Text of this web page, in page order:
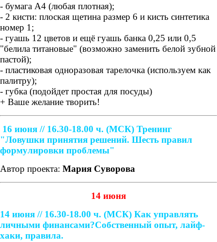
- бумага А4 (любая плотная);
- 2 кисти: плоская щетина размер 6 и кисть синтетика
номер 1;
- гуашь 12 цветов и ещё гуашь банка 0,25 или 0,5
"белила титановые" (возможно заменить белой зубной
пастой);
- пластиковая одноразовая тарелочка (используем как
палитру);
- губка (подойдет простая для посуды)
+ Ваше желание творить!
16 июня // 16.30-18.00 ч. (МСК) Тренинг
"Ловушки принятия решений. Шесть правил
формулировки проблемы"
Автор проекта: Мария Суворова
14 июня
14 июня // 16.30-18.00 ч. (МСК) Как управлять
личными финансами?Собственный опыт, лайф-
хаки, правила.